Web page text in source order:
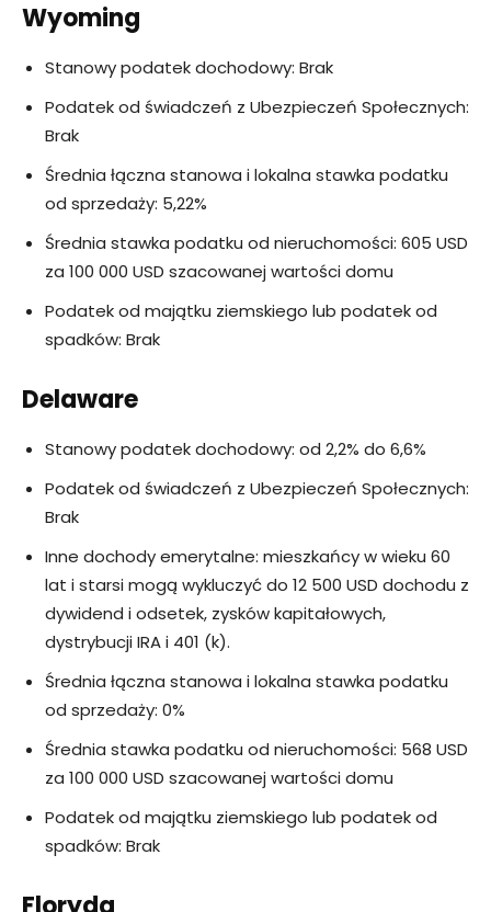
Wyoming
Stanowy podatek dochodowy: Brak
Podatek od świadczeń z Ubezpieczeń Społecznych:
Brak
Średnia łączna stanowa i lokalna stawka podatku
od sprzedaży: 5,22%
Średnia stawka podatku od nieruchomości: 605 USD
za 100 000 USD szacowanej wartości domu
Podatek od majątku ziemskiego lub podatek od
spadków: Brak
Delaware
Stanowy podatek dochodowy: od 2,2% do 6,6%
Podatek od świadczeń z Ubezpieczeń Społecznych:
Brak
Inne dochody emerytalne: mieszkańcy w wieku 60
lat i starsi mogą wykluczyć do 12 500 USD dochodu z
dywidend i odsetek, zysków kapitałowych,
dystrybucji IRA i 401 (k).
Średnia łączna stanowa i lokalna stawka podatku
od sprzedaży: 0%
Średnia stawka podatku od nieruchomości: 568 USD
za 100 000 USD szacowanej wartości domu
Podatek od majątku ziemskiego lub podatek od
spadków: Brak